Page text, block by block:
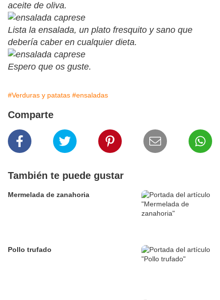
aceite de oliva.
Lista la ensalada, un plato fresquito y sano que
debería caber en cualquier dieta.
Espero que os guste.
#Verduras y patatas #ensaladas
Comparte
También te puede gustar
Mermelada de zanahoria
Pollo trufado